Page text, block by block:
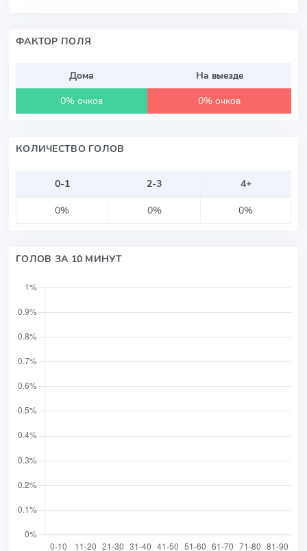
ФАКТОР ПОЛЯ
Дома
На выезде
0% очков
0% очков
КОЛИЧЕСТВО ГОЛОВ
0-1 2-3
4+
0%
0% 0%
ГОЛОВ ЗА 10 МИНУТ